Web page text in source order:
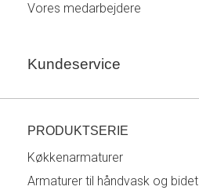
Vores medarbejdere
Kundeservice
PRODUKTSERIE
Køkkenarmaturer
Armaturer til håndvask og bidet